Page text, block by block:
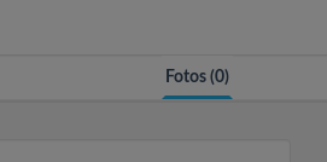
Fotos (0)